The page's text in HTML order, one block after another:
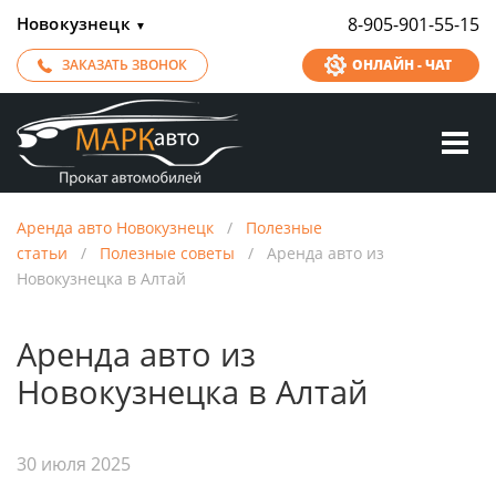
Новокузнецк ▼ 8-905-901-55-15
ЗАКАЗАТЬ ЗВОНОК ОНЛАЙН - ЧАТ
Аренда авто Новокузнецк / Полезные
статьи / Полезные советы / Аренда авто из
Новокузнецка в Алтай
Аренда авто из
Новокузнецка в Алтай
30 июля 2025